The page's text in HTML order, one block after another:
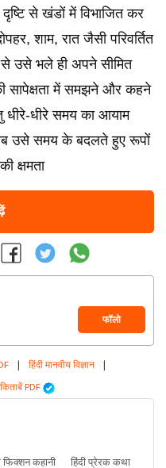
से खंडों में विभाजित कर
शाम, रात जैसी परिवर्तित
उसे भले ही अपने सीमित
सापेक्षता में समझने और कहने
धीरे-धीरे समय का आयाम
उसे समय के बदलते हुए रूपों
क्षमता
फॉलो
| हिंदी मानवीय विज्ञान |
PDF
फिक्शन कहानी हिंदी प्रेरक कथा